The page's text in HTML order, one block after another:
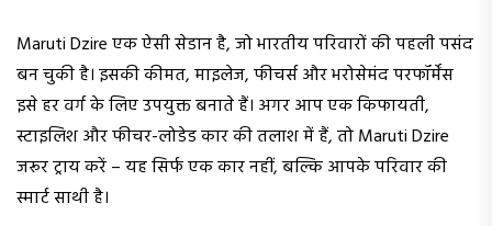
Maruti Dzire एक ऐसी सेडान है, जो भारतीय परिवारों की पहली पसंद
बन चुकी है। इसकी कीमत, माइलेज, फीचर्स और भरोसेमंद परफॉर्मेंस
इसे हर वर्ग के लिए उपयुक्त बनाते हैं। अगर आप एक किफायती,
स्टाइलिश और फीचर-लोडेड कार की तलाश में हैं, तो Maruti Dzire
जरूर ट्राय करें – यह सिर्फ एक कार नहीं, बल्कि आपके परिवार की
स्मार्ट साथी है।